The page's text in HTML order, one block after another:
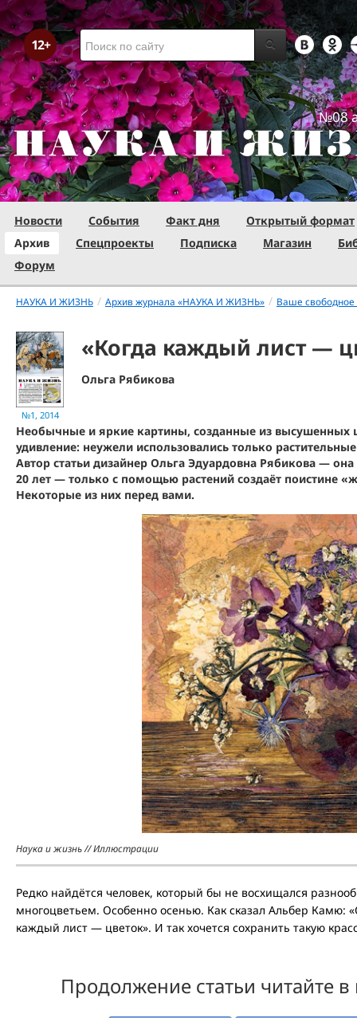
№08
Новости События Факт дня
Открытый формат
Архив
Спецпроекты Подписка Магазин
Форум
НАУКА И ЖИЗНЬ / Архив журнала «НАУКА И ЖИЗНЬ» / Ваше
№1, 2014
«Когда каждый лист —
Ольга Рябикова
Необычные и яркие картины, созданные из высушенных
удивление: неужели использовались только
Автор статьи дизайнер Ольга Эдуардовна Рябикова —
20 лет — только с помощью растений создаёт поистине
Некоторые из них перед вами.
Наука и жизнь // Иллюстрации
Редко найдётся человек, который бы не восхищался
многоцветьем. Особенно осенью. Как сказал Альбер Камю:
каждый лист — цветок». И так хочется сохранить такую
Продолжение статьи читайте